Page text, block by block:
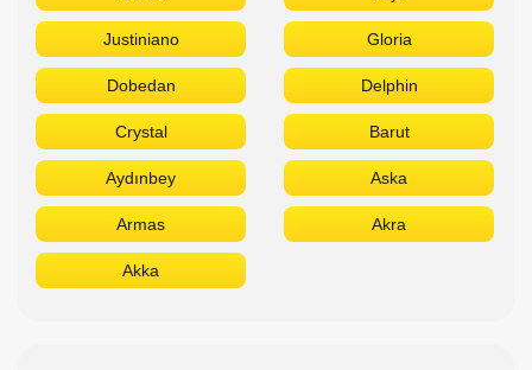
Akka
Сетевые отели Египта
Отдыхайте в лучших отелях